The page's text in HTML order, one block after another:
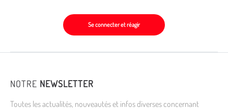
Se connecter et réagir
NOTRE NEWSLETTER
Toutes les actualités, nouveautés et infos diverses concernant